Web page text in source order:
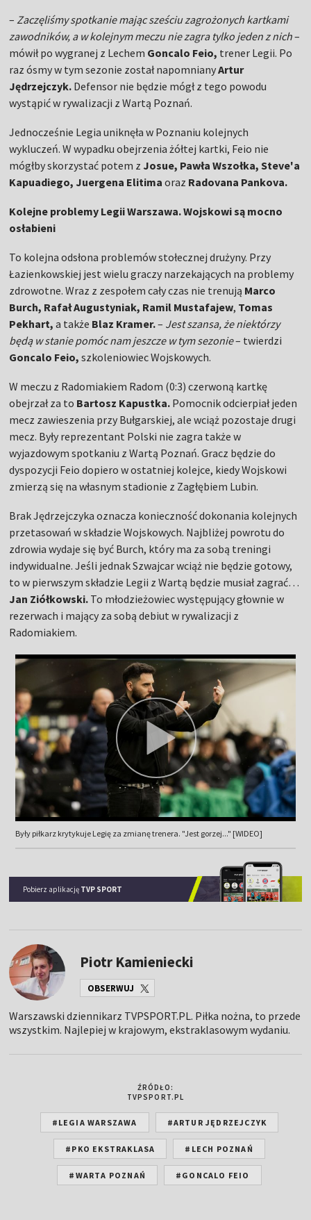
– Zaczęliśmy spotkanie mając sześciu zagrożonych kartkami
zawodników, a w kolejnym meczu nie zagra tylko jeden z nich–
mówił po wygranej z Lechem Goncalo Feio, trener Legii. Po
raz ósmy w tym sezonie został napomnianyArtur
Jędrzejczyk. Defensor nie będzie mógł z tego powodu
wystąpić w rywalizacji z Wartą Poznań.
Jednocześnie Legia uniknęła w Poznaniu kolejnych
wykluczeń. W wypadku obejrzenia żółtej kartki, Feio nie
mógłby skorzystać potem z Josue, Pawła Wszołka, Steve'a
Kapuadiego, Juergena Elitimaoraz Radovana Pankova.
Kolejne problemy Legii Warszawa. Wojskowi są mocno
osłabieni
To kolejna odsłona problemów stołecznej drużyny. Przy
Łazienkowskiej jest wielu graczy narzekających na problemy
zdrowotne. Wraz z zespołem cały czas nie trenują Marco
Burch, Rafał Augustyniak, Ramil Mustafajew, Tomas
Pekhart,a także Blaz Kramer.– Jest szansa, że niektórzy
będą w stanie pomóc nam jeszcze w tym sezonie– twierdzi
Goncalo Feio,szkoleniowiec Wojskowych.
W meczu z Radomiakiem Radom (0:3) czerwoną kartkę
obejrzał za to Bartosz Kapustka. Pomocnik odcierpiał jeden
mecz zawieszenia przy Bułgarskiej, ale wciąż pozostaje drugi
mecz. Były reprezentant Polski nie zagra także w
wyjazdowym spotkaniu z Wartą Poznań. Gracz będzie do
dyspozycji Feio dopiero w ostatniej kolejce, kiedy Wojskowi
zmierzą się na własnym stadionie z Zagłębiem Lubin.
Brak Jędrzejczyka oznacza konieczność dokonania kolejnych
przetasowań w składzie Wojskowych. Najbliżej powrotu do
zdrowia wydaje się być Burch, który ma za sobą treningi
indywidualne. Jeśli jednak Szwajcar wciąż nie będzie gotowy,
to w pierwszym składzie Legii z Wartą będzie musiał zagrać…
Jan Ziółkowski. To młodzieżowiec występujący głownie w
rezerwach i mający za sobą debiut w rywalizacji z
Radomiakiem.
Były piłkarz krytykuje Legię za zmianę trenera. "Jest gorzej..." [WIDEO]
Pobierz aplikację TVP SPORT
Piotr Kamieniecki
OBSERWUJ
Warszawski dziennikarz TVPSPORT.PL. Piłka nożna, to przede
wszystkim. Najlepiej w krajowym, ekstraklasowym wydaniu.
ŹRÓDŁO:
TVPSPORT.PL
#LEGIA WARSZAWA #ARTUR JĘDRZEJCZYK
#PKO EKSTRAKLASA #LECH POZNAŃ
#WARTA POZNAŃ #GONCALO FEIO